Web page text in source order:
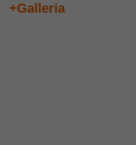
+Galleria